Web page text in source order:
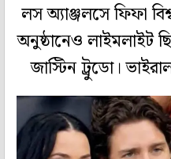
লস অ্যাঞ্জলসে ফিফা
অনুষ্ঠানেও লাইমলাইট
জাস্টিন ট্রুডো।